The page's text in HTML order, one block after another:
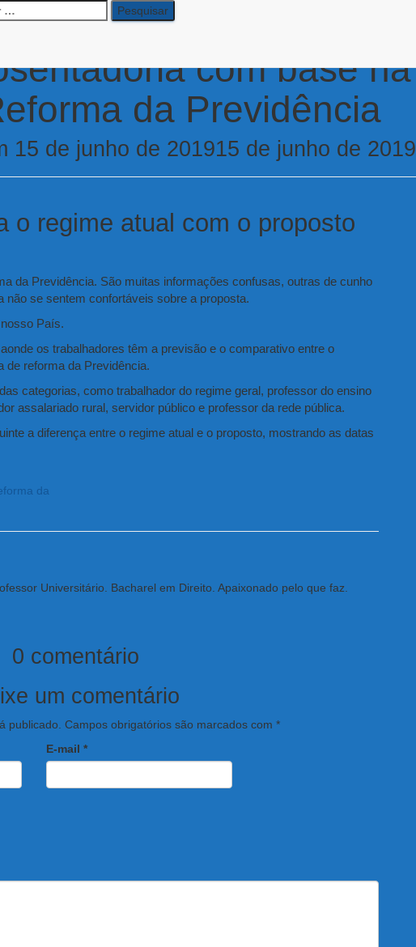
com base na
da Previdência
15 de junho de 201915 de junho de 2019
o regime atual com o proposto
da Previdência. São muitas informações confusas, outras de cunho
se sentem confortáveis sobre a proposta.
País.
os trabalhadores têm a previsão e o comparativo entre o
de reforma da Previdência.
categorias, como trabalhador do regime geral, professor do ensino
assalariado rural, servidor público e professor da rede pública.
a diferença entre o regime atual e o proposto, mostrando as datas
da
Universitário. Bacharel em Direito. Apaixonado pelo que faz.
0 comentário
um comentário
publicado. Campos obrigatórios são marcados com *
E-mail *